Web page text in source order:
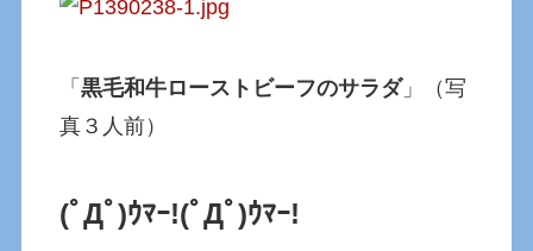
「黒毛和牛ローストビーフのサラダ」（写
真３人前）
(ﾟДﾟ)ｳﾏｰ!(ﾟДﾟ)ｳﾏｰ!